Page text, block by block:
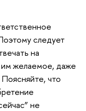
следует
на
им желаемое, даже
что
не